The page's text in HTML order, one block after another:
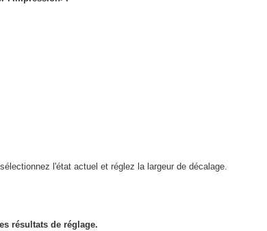
l'état actuel et réglez la largeur de décalage.
résultats de réglage.